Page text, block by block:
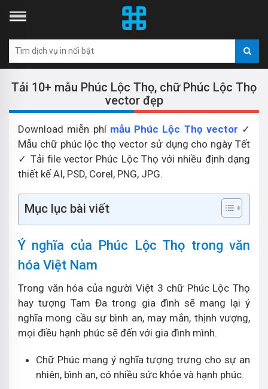
Tải 10+ mẫu Phúc Lộc Thọ, chữ Phúc Lộc Thọ
vector đẹp
Download miễn phí mẫu Phúc Lộc Thọ vector ✓
Mẫu chữ phúc lộc thọ vector sử dụng cho ngày Tết
✓ Tải file vector Phúc Lộc Thọ với nhiều định dạng
thiết kế AI, PSD, Corel, PNG, JPG.
Mục lục bài viết
Ý nghĩa của Phúc Lộc Thọ trong văn
hóa Việt Nam
Trong văn hóa của người Việt 3 chữ Phúc Lộc Thọ
hay tượng Tam Đa trong gia đình sẽ mang lại ý
nghĩa mong cầu sự bình an, may mắn, thịnh vượng,
mọi điều hạnh phúc sẽ đến với gia đình mình.
Chữ Phúc mang ý nghĩa tượng trưng cho sự an
nhiên, bình an, có nhiều sức khỏe và hạnh phúc.